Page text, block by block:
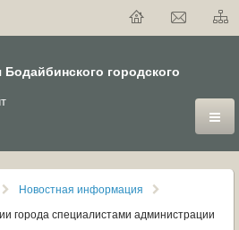
городского
Новостная информация
города специалистами администрации